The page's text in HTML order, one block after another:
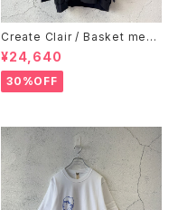
Create Clair / Basket mesh
cardigan / Black
¥24,640
30%OFF